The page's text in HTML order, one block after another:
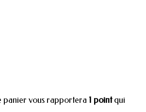
panier vous rapportera 1 pointqui